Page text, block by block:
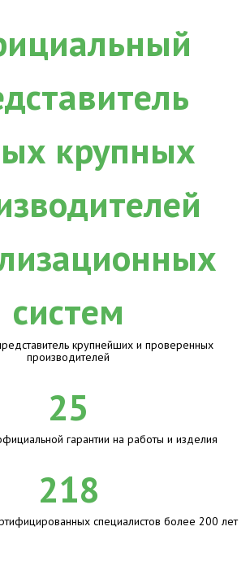
крупнейших и проверенных
производителей
25
гарантии на работы и изделия
218
специалистов более 200 лет